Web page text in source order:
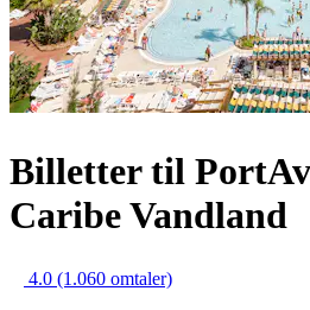
Billetter til
Caribe Vandland
4.0 (1.060 omtaler)